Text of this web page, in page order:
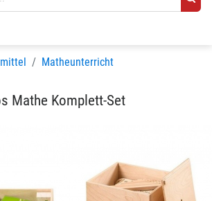
Matheunterricht
Mathe Komplett-Set